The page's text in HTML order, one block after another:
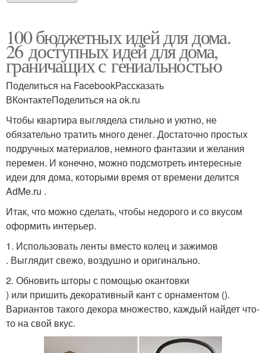
100 бюджетных идей для дома.
26 доступных идей для дома,
граничащих с гениальностью
Поделиться на FacebookРассказать
ВКонтактеПоделиться на ok.ru
Чтобы квартира выглядела стильно и уютно, не
обязательно тратить много денег. Достаточно простых
подручных материалов, немного фантазии и желания
перемен. И конечно, можно подсмотреть интересные
идеи для дома, которыми время от времени делится
AdMe.ru .
Итак, что можно сделать, чтобы недорого и со вкусом
оформить интерьер.
1. Использовать ленты вместо колец и зажимов
. Выглядит свежо, воздушно и оригинально.
2. Обновить шторы с помощью окантовки
) или пришить декоративный кант с орнаментом ().
Вариантов такого декора множество, каждый найдет что-
то на свой вкус.